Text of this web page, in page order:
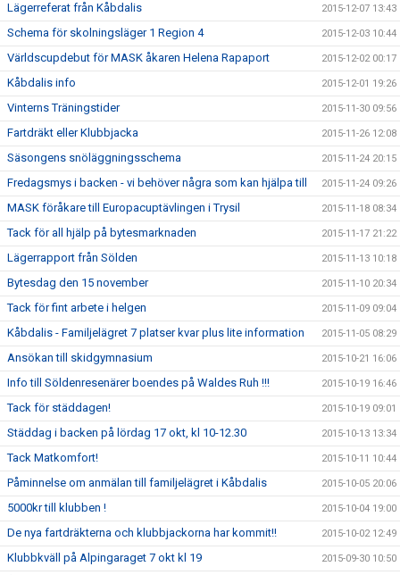
Lägerreferat från Kåbdalis 2015-12-07 13:43
Schema för skolningsläger 1 Region 4 2015-12-03 10:44
Världscupdebut för MASK åkaren Helena Rapaport 2015-12-02 00:17
Kåbdalis info 2015-12-01 19:26
Vinterns Träningstider 2015-11-30 09:56
Fartdräkt eller Klubbjacka 2015-11-26 12:08
Säsongens snöläggningsschema 2015-11-24 20:15
Fredagsmys i backen - vi behöver några som kan hjälpa till 2015-11-24 09:26
MASK föråkare till Europacuptävlingen i Trysil 2015-11-18 08:34
Tack för all hjälp på bytesmarknaden 2015-11-17 21:22
Lägerrapport från Sölden 2015-11-13 10:18
Bytesdag den 15 november 2015-11-10 20:34
Tack för fint arbete i helgen 2015-11-09 09:04
Kåbdalis - Familjelägret 7 platser kvar plus lite information 2015-11-05 08:29
Ansökan till skidgymnasium 2015-10-21 16:06
Info till Söldenresenärer boendes på Waldes Ruh !!! 2015-10-19 16:46
Tack för städdagen! 2015-10-19 09:01
Städdag i backen på lördag 17 okt, kl 10-12.30 2015-10-13 13:34
Tack Matkomfort! 2015-10-11 10:44
Påminnelse om anmälan till familjelägret i Kåbdalis 2015-10-05 20:06
5000kr till klubben ! 2015-10-04 19:00
De nya fartdräkterna och klubbjackorna har kommit!! 2015-10-02 12:49
Klubbkväll på Alpingaraget 7 okt kl 19 2015-09-30 10:50